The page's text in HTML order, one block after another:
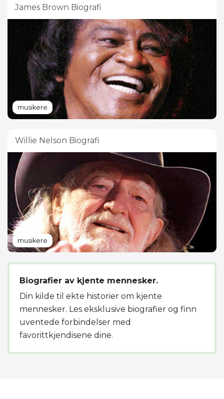
James Brown Biografi
musikere
Willie Nelson Biografi
musikere
Biografier av kjente mennesker.
Din kilde til ekte historier om kjente
mennesker. Les eksklusive biografier og finn
uventede forbindelser med
favorittkjendisene dine.